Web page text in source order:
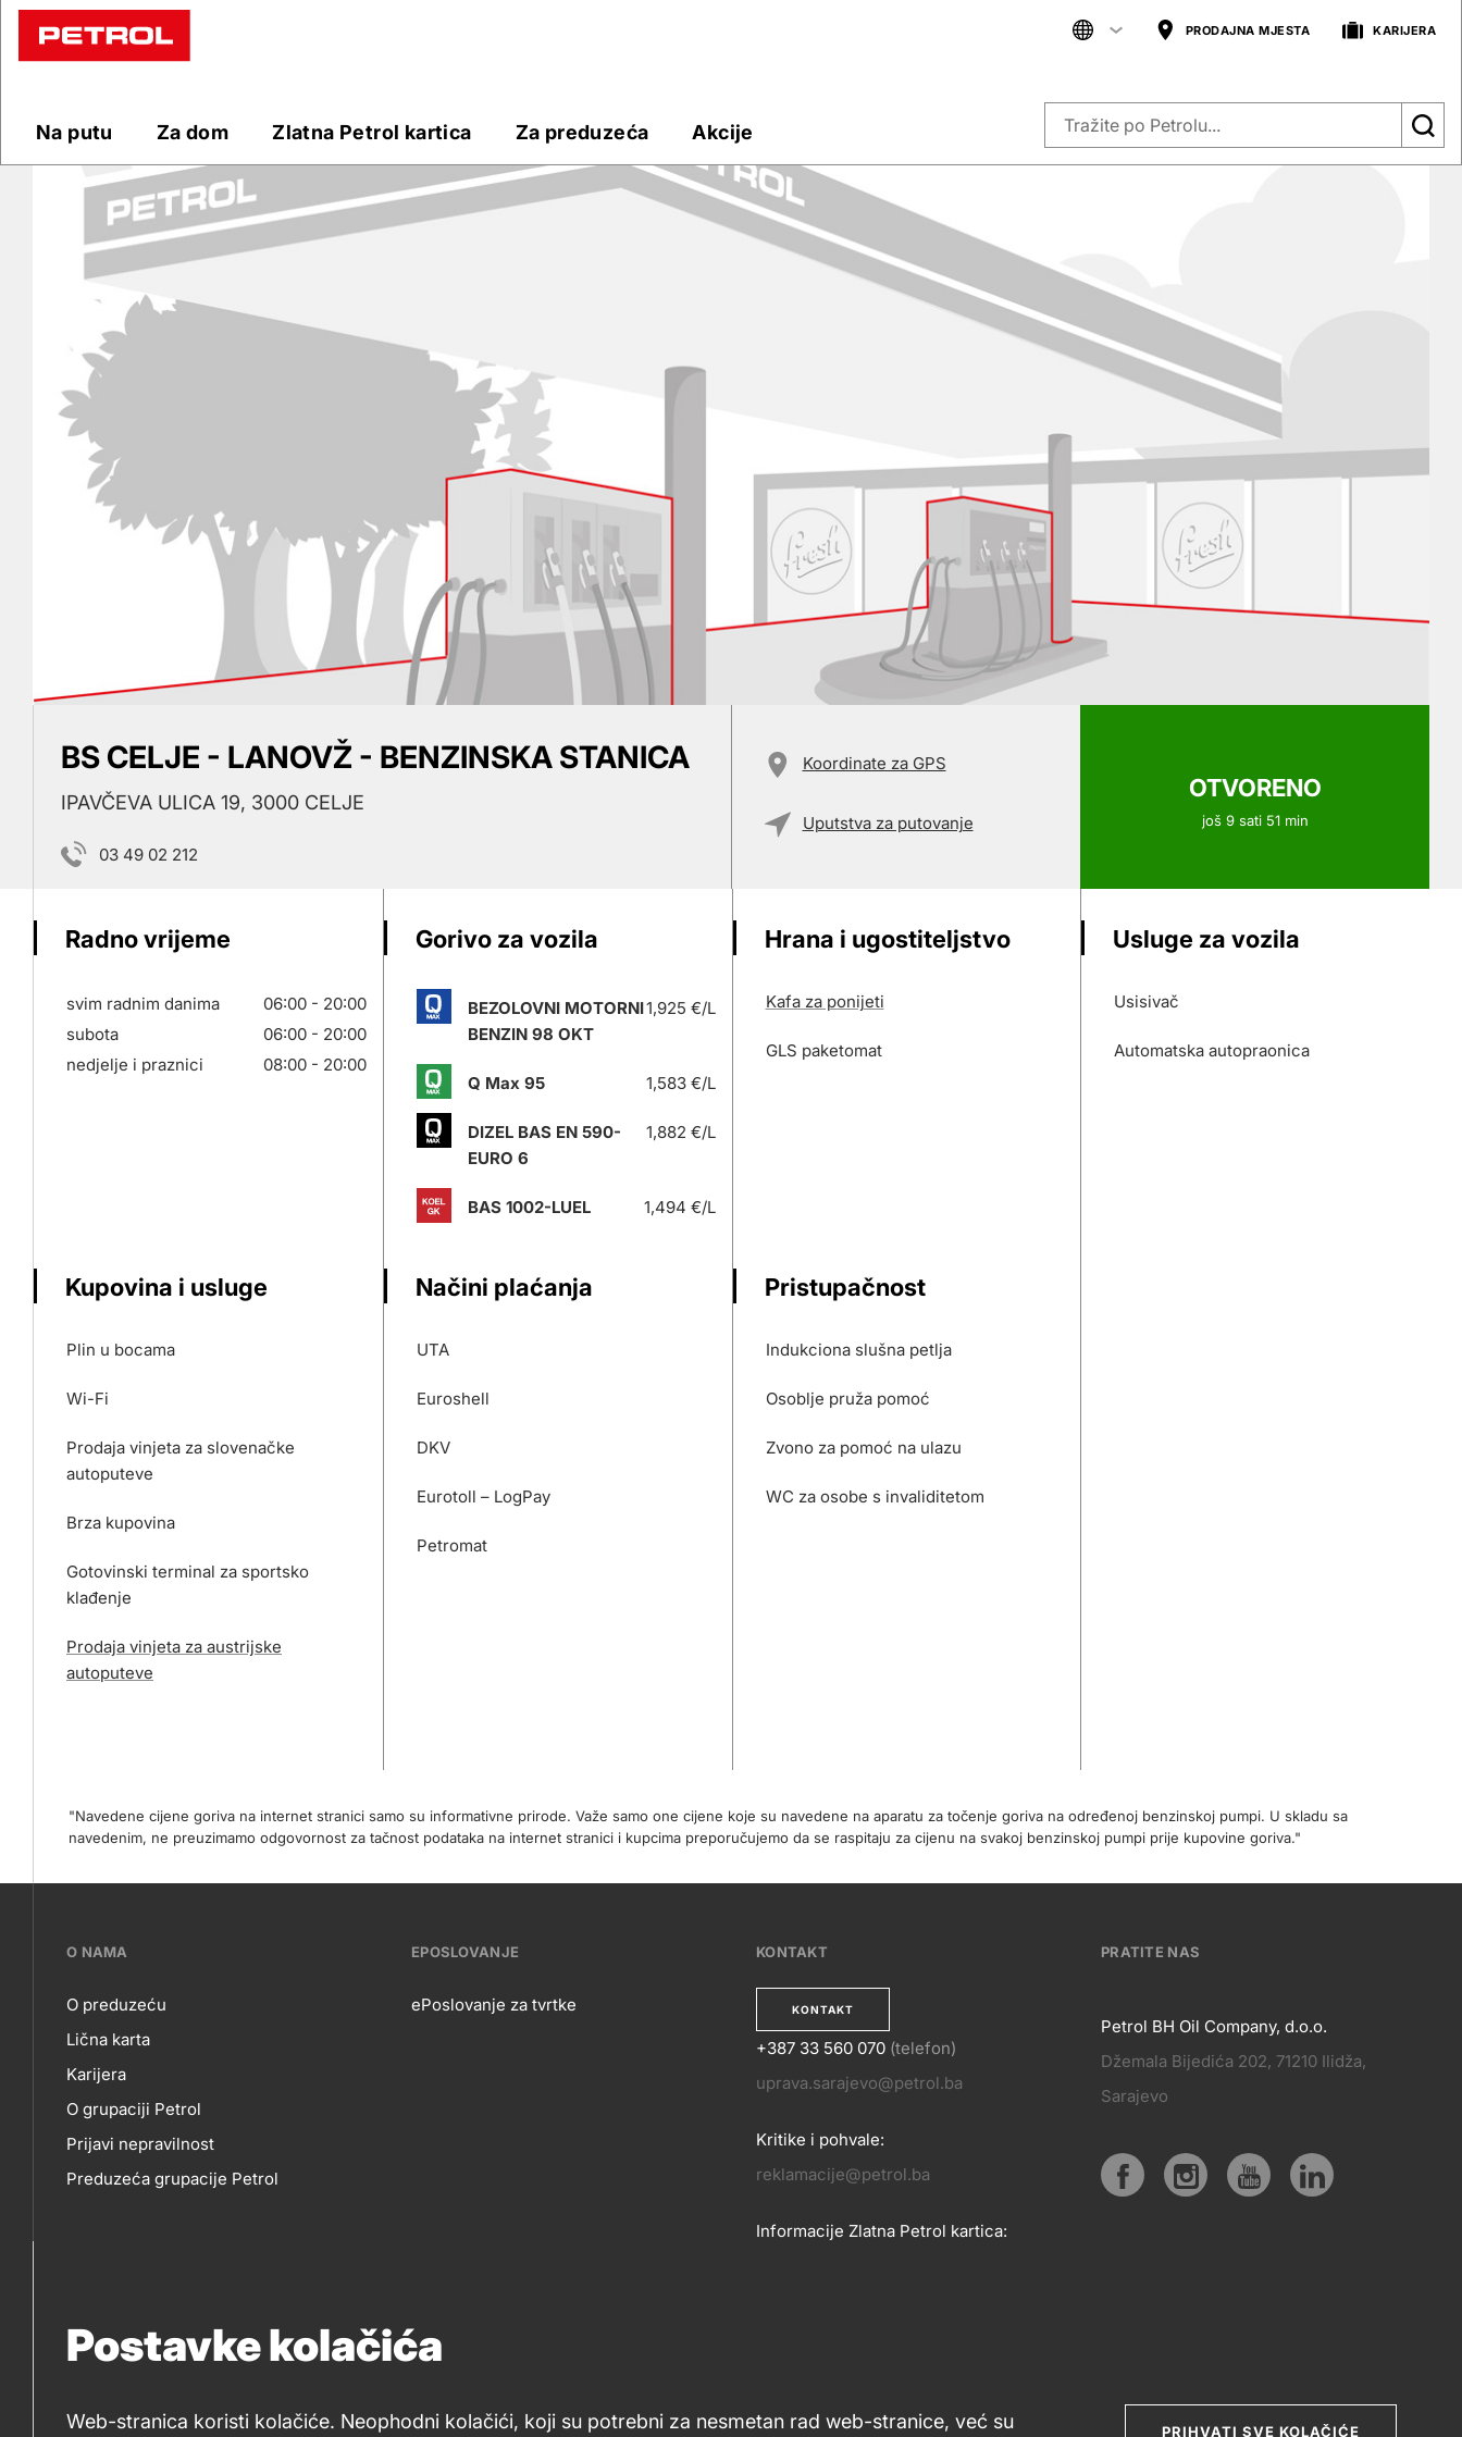
Postavke kolačića
Web-stranica koristi kolačiće. Neophodni kolačići, koji su potrebni za nesmetan rad web-stranice, već su PRIHVATI SVE KOLAČIĆE
Prodajna
mjesta
Na putu Za dom Zlatna Petrol kartica Za preduzeća Akcije
PRODAJNA MJESTA KARIJERA
OTVORENO
još 9 sati 51 min
BS CELJE - LANOVŽ - BENZINSKA STANICA
IPAVČEVA ULICA 19, 3000 CELJE
03 49 02 212
Koordinate za GPS
Uputstva za putovanje
Radno vrijeme
svim radnim danima
06:00 - 20:00
subota
06:00 - 20:00
nedjelje i praznici
08:00 - 20:00
Gorivo za vozila
BEZOLOVNI MOTORNI
BENZIN 98 OKT
1,925 €/L
Q Max 95 1,583 €/L
DIZEL BAS EN 590-
EURO 6
1,882 €/L
BAS 1002-LUEL 1,494 €/L
Hrana i ugostiteljstvo
Kafa za ponijeti
GLS paketomat
Usluge za vozila
Usisivač
Automatska autopraonica
Kupovina i usluge
Plin u bocama
Wi-Fi
Prodaja vinjeta za slovenačke
autoputeve
Brza kupovina
Gotovinski terminal za sportsko
klađenje
Prodaja vinjeta za austrijske
autoputeve
Načini plaćanja
UTA
Euroshell
DKV
Eurotoll – LogPay
Petromat
Pristupačnost
Indukciona slušna petlja
Osoblje pruža pomoć
Zvono za pomoć na ulazu
WC za osobe s invaliditetom
"Navedene cijene goriva na internet stranici samo su informativne prirode. Važe samo one cijene koje su navedene na aparatu za točenje goriva na određenoj benzinskoj pumpi. U skladu sa
navedenim, ne preuzimamo odgovornost za tačnost podataka na internet stranici i kupcima preporučujemo da se raspitaju za cijenu na svakoj benzinskoj pumpi prije kupovine goriva."
???
petrol-
skupno.footer-
title???
O NAMA
O
NAMA
O preduzeću
Lična karta
Karijera
O grupaciji Petrol
Prijavi nepravilnost
Preduzeća grupacije Petrol
EPOSLOVANJE
EPOSLOVANJE
ePoslovanje za tvrtke
KONTAKT
KONTAKT
KONTAKT
+387 33 560 070 (telefon)
uprava.sarajevo@petrol.ba
Kritike i pohvale:
reklamacije@petrol.ba
Informacije Zlatna Petrol kartica:
PRATITE NAS
PRATITE
NAS
Petrol BH Oil Company, d.o.o.
Džemala Bijedića 202, 71210 Ilidža,
Sarajevo